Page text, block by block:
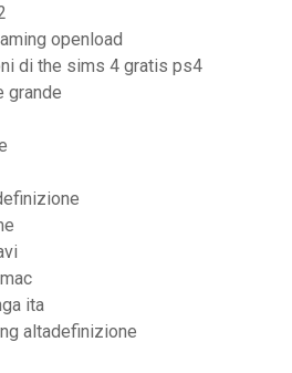
openload
di the sims 4 gratis ps4
grande
ita
altadefinizione